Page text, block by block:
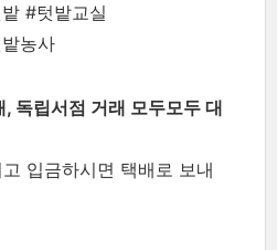
#텃밭교실
농사
독립서점 거래 모두모두 대
입금하시면 택배로 보내